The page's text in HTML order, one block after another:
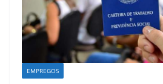
EMPREGOS